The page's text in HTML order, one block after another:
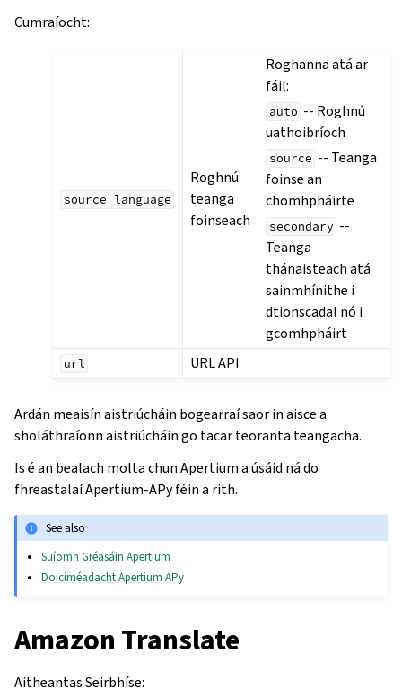
Cumraíocht:
source_language
Roghnú
teanga
foinseach
Roghanna atá ar
fáil:
auto -- Roghnú
uathoibríoch
source -- Teanga
foinse an
chomhpháirte
secondary --
Teanga
thánaisteach atá
sainmhínithe i
dtionscadal nó i
gcomhpháirt
url URL API
Ardán meaisín aistriúcháin bogearraí saor in aisce a
sholáthraíonn aistriúcháin go tacar teoranta teangacha.
Is é an bealach molta chun Apertium a úsáid ná do
fhreastalaí Apertium-APy féin a rith.
See also
Suíomh Gréasáin Apertium
Doiciméadacht Apertium APy
Amazon Translate
Aitheantas Seirbhíse: